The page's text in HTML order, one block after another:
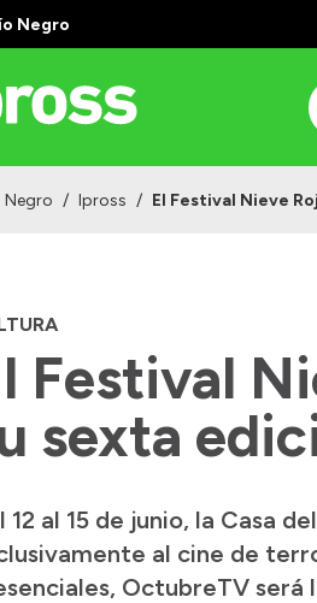
Negro
Negro / Ipross / El Festival Nieve
Festival
sexta
12 al 15 de junio, la Casa
al cine de
OctubreTV